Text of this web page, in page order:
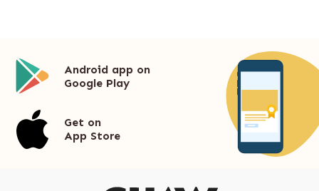
Android app on
Google Play
Get on
App Store